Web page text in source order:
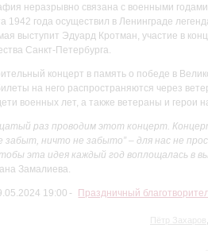
неразрывно связана с военными
1942 года осуществил в Ленинграде
выступит Эдуард Кротман, участие в
Санкт-Петербурга.
концерт в память о победе в
на него распространяются через
военных лет, а также ветераны и герои
раз проводим этот концерт.
забыт, ничто не забыто” – для нас не
эта идея каждый год воплощалась в
Замалиева.
19:00 Праздничный
Пётр Захаров